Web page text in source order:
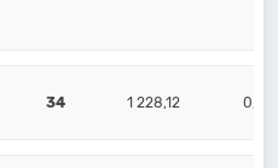
34 1 228,12 0,00